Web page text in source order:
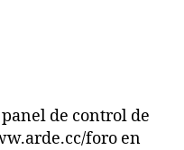
de control de
foro en